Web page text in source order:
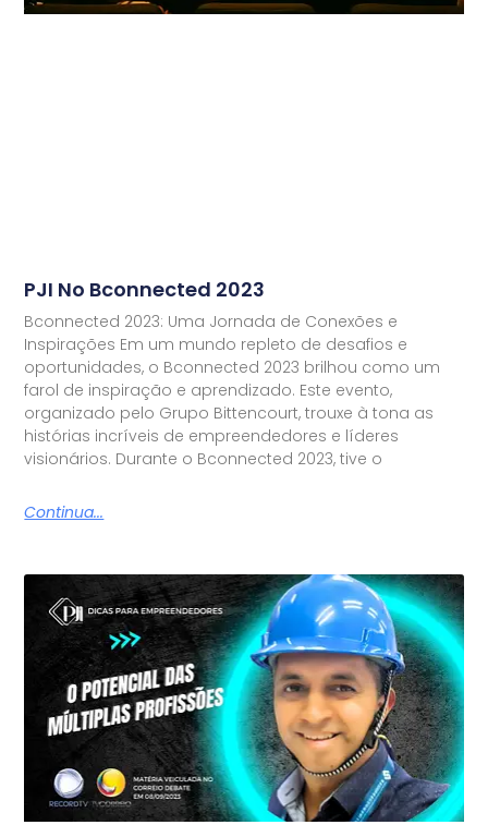
PJI No Bconnected 2023
Bconnected 2023: Uma Jornada de Conexões e
Inspirações Em um mundo repleto de desafios e
oportunidades, o Bconnected 2023 brilhou como um
farol de inspiração e aprendizado. Este evento,
organizado pelo Grupo Bittencourt, trouxe à tona as
histórias incríveis de empreendedores e líderes
visionários. Durante o Bconnected 2023, tive o
Continua...